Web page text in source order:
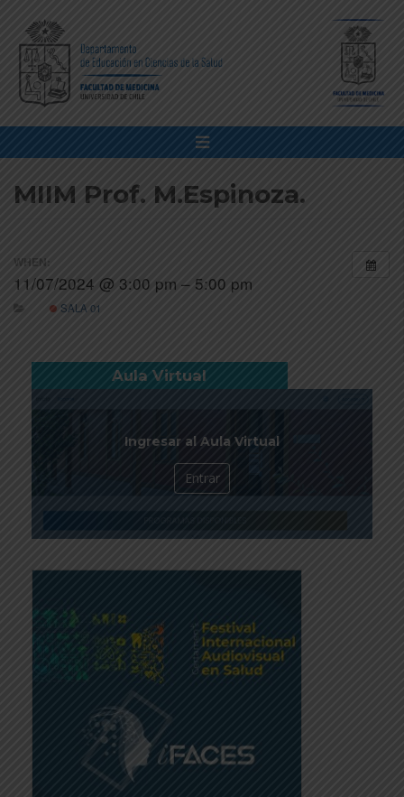
MIIM Prof. M.Espinoza.
WHEN:
11/07/2024 @ 3:00 pm – 5:00 pm
SALA 01
Aula Virtual
Ingresar al Aula Virtual
Entrar